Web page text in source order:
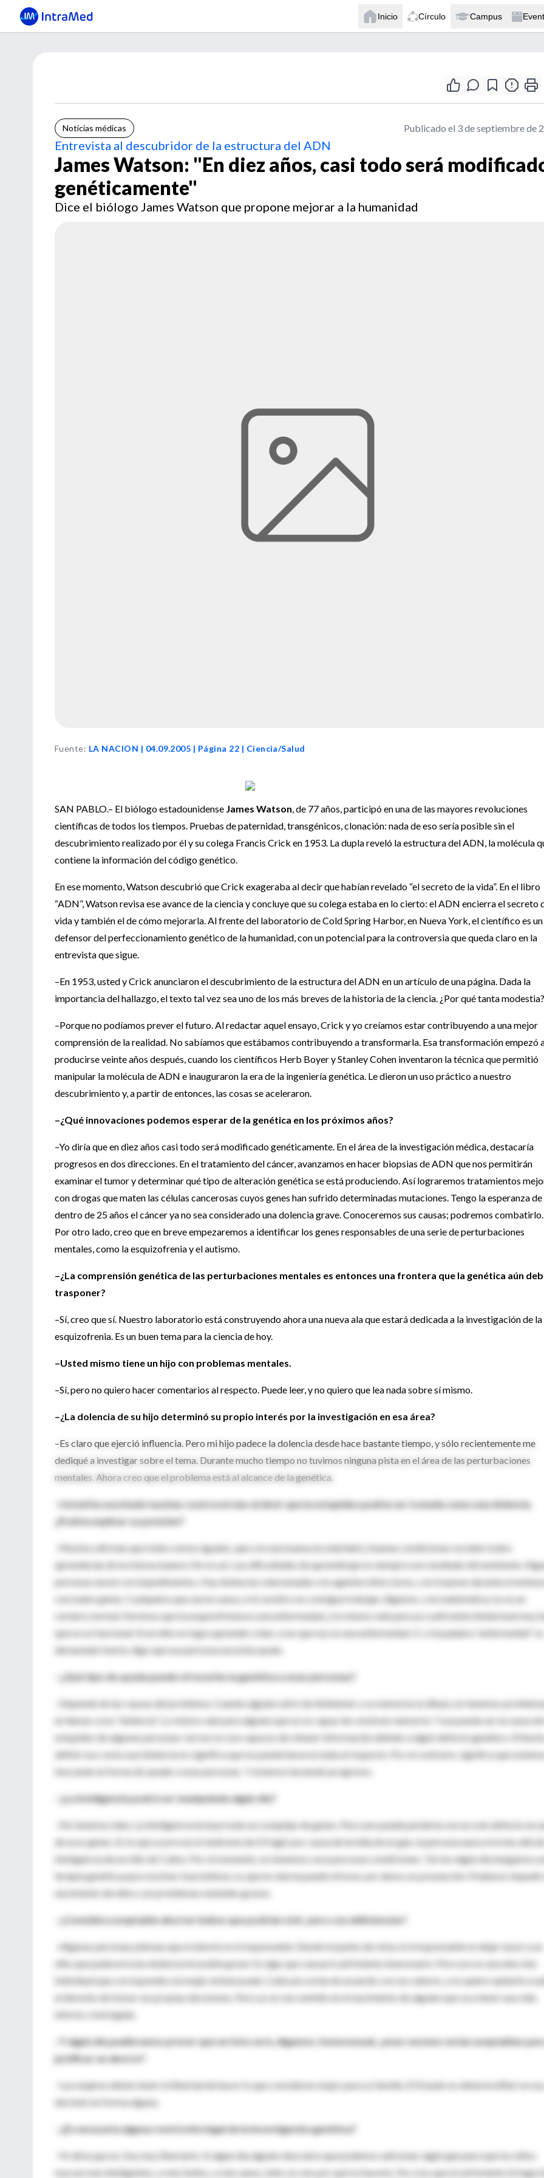
Inicio Círculo Campus
Noticias médicas Publicado el 3 de septiembre de
Entrevista al descubridor de la estructura del ADN
James Watson: "En diez años, casi todo será
genéticamente"
Dice el biólogo James Watson que propone mejorar a la humanidad
Fuente: LA NACION | 04.09.2005 | Página 22 | Ciencia/Salud
SAN PABLO.– El biólogo estadounidense James Watson , de 77 años, participó en una de las mayores revoluciones
científicas de todos los tiempos. Pruebas de paternidad, transgénicos, clonación: nada de eso sería posible sin el
descubrimiento realizado por él y su colega Francis Crick en 1953. La dupla reveló la estructura del ADN, la molécula
contiene la información del código genético.
En ese momento, Watson descubrió que Crick exageraba al decir que habían revelado “el secreto de la vida”. En el libro
“ADN”, Watson revisa ese avance de la ciencia y concluye que su colega estaba en lo cierto: el ADN encierra el secreto
vida y también el de cómo mejorarla. Al frente del laboratorio de Cold Spring Harbor, en Nueva York, el científico es un
defensor del perfeccionamiento genético de la humanidad, con un potencial para la controversia que queda claro en la
entrevista que sigue.
–En 1953, usted y Crick anunciaron el descubrimiento de la estructura del ADN en un artículo de una página. Dada la
importancia del hallazgo, el texto tal vez sea uno de los más breves de la historia de la ciencia. ¿Por qué tanta modestia?
–Porque no podíamos prever el futuro. Al redactar aquel ensayo, Crick y yo creíamos estar contribuyendo a una mejor
comprensión de la realidad. No sabíamos que estábamos contribuyendo a transformarla. Esa transformación empezó
producirse veinte años después, cuando los científicos Herb Boyer y Stanley Cohen inventaron la técnica que permitió
manipular la molécula de ADN e inauguraron la era de la ingeniería genética. Le dieron un uso práctico a nuestro
descubrimiento y, a partir de entonces, las cosas se aceleraron.
–¿Qué innovaciones podemos esperar de la genética en los próximos años?
–Yo diría que en diez años casi todo será modificado genéticamente. En el área de la investigación médica, destacaría
progresos en dos direcciones. En el tratamiento del cáncer, avanzamos en hacer biopsias de ADN que nos permitirán
examinar el tumor y determinar qué tipo de alteración genética se está produciendo. Así lograremos tratamientos
con drogas que maten las células cancerosas cuyos genes han sufrido determinadas mutaciones. Tengo la esperanza de
dentro de 25 años el cáncer ya no sea considerado una dolencia grave. Conoceremos sus causas; podremos combatirlo.
Por otro lado, creo que en breve empezaremos a identificar los genes responsables de una serie de perturbaciones
mentales, como la esquizofrenia y el autismo.
–¿La comprensión genética de las perturbaciones mentales es entonces una frontera que la genética aún
trasponer?
–Sí, creo que sí. Nuestro laboratorio está construyendo ahora una nueva ala que estará dedicada a la investigación de la
esquizofrenia. Es un buen tema para la ciencia de hoy.
–Usted mismo tiene un hijo con problemas mentales.
–Sí, pero no quiero hacer comentarios al respecto. Puede leer, y no quiero que lea nada sobre sí mismo.
–¿La dolencia de su hijo determinó su propio interés por la investigación en esa área?
–Es claro que ejerció influencia. Pero mi hijo padece la dolencia desde hace bastante tiempo, y sólo recientemente me
dediqué a investigar sobre el tema. Durante mucho tiempo no tuvimos ninguna pista en el área de las perturbaciones
mentales. Ahora creo que el problema está al alcance de la genética.
–Usted ha suscitado muchas controversias al decir que la estupidez podría ser tratada como una dolencia.
¿Podría explicar su posición?
–Muchos afirman que todos somos iguales, que con una buena escolaridad y buenas condiciones sociales todos
aprenderían de la misma manera. No es así. Las dificultades de aprendizaje no siempre son resultado del ambiente.
personas nacen con impedimentos. Hay dolencias relacionadas con agentes infecciosos, con traumas durante el
con malos genes. Cualquiera que sea la causa, si el cerebro no consigue trabajar, digamos, con matemática, no es un
cerebro normal. Decimos que la esquizofrenia es una enfermedad, y lo mismo vale para un coeficiente intelectual muy
que no es funcional. Si un niño no logra aprender a leer, creo que eso es una enfermedad. O, si la palabra “enfermedad” es
demasiado fuerte, digo que esa persona necesita ayuda.
–¿Qué tipo de ayuda puede ofrecerles la genética a esas personas?
–Depende de las causas del problema. Cuando alguien sufre de Alzheimer y su memoria se diluye, no tenemos
en llamar a eso “dolencia”. Lo mismo vale para alguien que no es capaz de construir memoria. Y esa puede ser la causa de
estupidez de algunas personas: tal vez no son capaces de retener información debido a algún defecto genético. El
definir eso como una dolencia no significa que no pueda hacerse nada al respecto. Por el contrario, significa que estamos
buscando la forma de ayudar a esas personas. Y estamos haciendo progresos.
–¿La inteligencia podrá ser manipulada algún día?
–No tenemos idea. La inteligencia incluye todo un complejo de genes. Pero uno puede perderla con un solo defecto en
de esos genes. Es lo que ocurre en el síndrome de X frágil: por causa de la falla de un gen, la persona nunca irá más allá de
inteligencia de un niño de 5 años. Por el momento, no tenemos cura para esas condiciones. Tal vez algún día tengamos
terapia genética para resolver el problema. Lo que la ciencia puede ofrecer, por ahora, es prevención. Podemos impedir
nacimiento de niños con problemas mentales graves.
–¿Considera aceptable abortar bebes que podrían vivir, pero con deficiencias?
–Algunas personas piensan que el aborto es irresponsable. Desde mi punto de vista, lo irresponsable es dejar nacer a un
niño que padecerá una dolencia incurable grave. Es algo que causará sufrimiento innecesario. Pero eso es una elección
individual que corresponde a la mujer embarazada. Cada uno actúa de acuerdo con sus valores, y no quiero quitarle a
el derecho de tomar sus propias decisiones. Pero yo no veo sentido en el nacimiento de alguien que va a tener una vida
inferior, restringida.
–Y algún día pudiéramos prever que un feto será, digamos, homosexual, ¿esas razones serían aceptables
justificar un aborto?
–Las mujeres deben tener la libertad de hacer lo que consideren mejor para su familia. El Estado no debería influir en esa
decisión en forma alguna.
–¿Es necesaria alguna restricción legal de la investigación genética?
–Yo diría que no. Soy muy libertario. Si algún día alguien descubre que podemos adicionar algún gen para que los niños
nazcan más inteligentes, o más bellos, o más sanos, bien, no veo por qué no hacerlo. No creo que el sufrimiento le haga